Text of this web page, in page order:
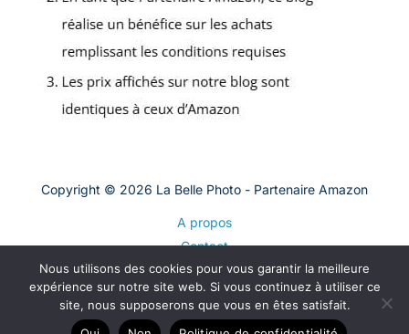
Copyright © 2026 La Belle Photo - Partenaire Amazon
A propos
Contact
Plan du site
Mentions légales
Politique de confidentialité
Nous utilisons des cookies pour vous garantir la meilleure
expérience sur notre site web. Si vous continuez à utiliser ce
site, nous supposerons que vous en êtes satisfait.